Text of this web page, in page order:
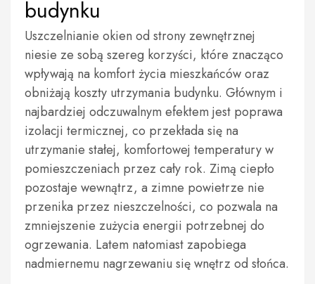
budynku
Uszczelnianie okien od strony zewnętrznej
niesie ze sobą szereg korzyści, które znacząco
wpływają na komfort życia mieszkańców oraz
obniżają koszty utrzymania budynku. Głównym i
najbardziej odczuwalnym efektem jest poprawa
izolacji termicznej, co przekłada się na
utrzymanie stałej, komfortowej temperatury w
pomieszczeniach przez cały rok. Zimą ciepło
pozostaje wewnątrz, a zimne powietrze nie
przenika przez nieszczelności, co pozwala na
zmniejszenie zużycia energii potrzebnej do
ogrzewania. Latem natomiast zapobiega
nadmiernemu nagrzewaniu się wnętrz od słońca.